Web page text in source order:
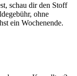
schau dir den Stoff
ohne
ein Wochenende.